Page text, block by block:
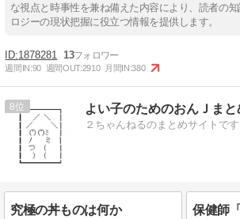
な視点と時事性を兼ね備えた内容により、読者の
ロジーの現状把握に役立つ情報を提供します。
1878281 13
週間IN:90 週間OUT:2910 月間IN:380
8 よい子のためのおんＪまと
２ちゃんねるのまとめサイトで
究極の丼ものは何か